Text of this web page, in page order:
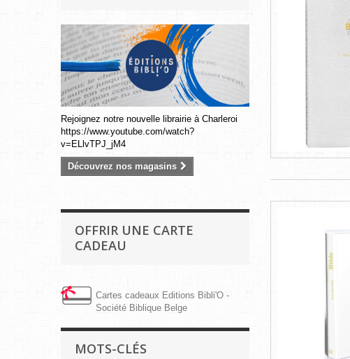
Rejoignez notre nouvelle librairie à Charleroi
https://www.youtube.com/watch?
v=ELlvTPJ_jM4
Découvrez nos magasins
OFFRIR UNE CARTE
CADEAU
Cartes cadeaux Editions Bibli'O -
Société Biblique Belge
MOTS-CLÉS